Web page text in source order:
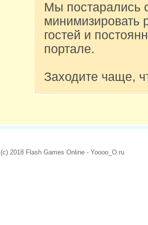
Мы постарались
минимизировать
гостей и
портале.
Заходите чаще,
(c) 2018 Flash Games Online - Yoooo_O.ru